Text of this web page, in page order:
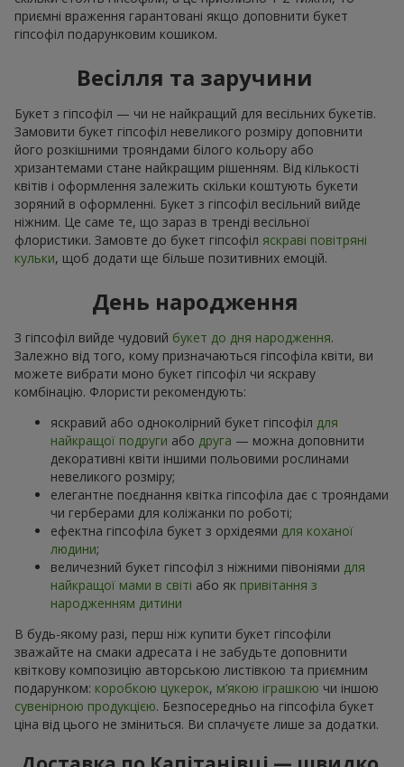
приємні враження гарантовані якщо доповнити букет
гіпсофіл подарунковим кошиком.
Весілля та заручини
Букет з гіпсофіл — чи не найкращий для весільних букетів.
Замовити букет гіпсофіл невеликого розміру доповнити
його розкішними трояндами білого кольору або
хризантемами стане найкращим рішенням. Від кількості
квітів і оформлення залежить скільки коштують букети
зоряний в оформленні. Букет з гіпсофіл весільний вийде
ніжним. Це саме те, що зараз в тренді весільної
флористики. Замовте до букет гіпсофіл яскраві повітряні
кульки, щоб додати ще більше позитивних емоцій.
День народження
З гіпсофіл вийде чудовий букет до дня народження.
Залежно від того, кому призначаються гіпсофіла квіти, ви
можете вибрати моно букет гіпсофіл чи яскраву
комбінацію. Флористи рекомендують:
яскравий або одноколірний букет гіпсофіл для
найкращої подруги або друга — можна доповнити
декоративні квіти іншими польовими рослинами
невеликого розміру;
елегантне поєднання квітка гіпсофіла дає с трояндами
чи герберами для коліжанки по роботі;
ефектна гіпсофіла букет з орхідеями для коханої
людини;
величезний букет гіпсофіл з ніжними півоніями для
найкращої мами в світі або як привітання з
народженням дитини
В будь-якому разі, перш ніж купити букет гіпсофіли
зважайте на смаки адресата і не забудьте доповнити
квіткову композицію авторською листівкою та приємним
подарунком: коробкою цукерок, м’якою іграшкою чи іншою
сувенірною продукцією. Безпосередньо на гіпсофіла букет
ціна від цього не зміниться. Ви сплачуєте лише за додатки.